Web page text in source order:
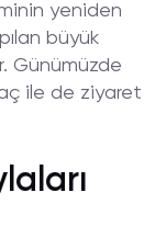
yeniden
büyük
Günümüzde
ile de ziyaret